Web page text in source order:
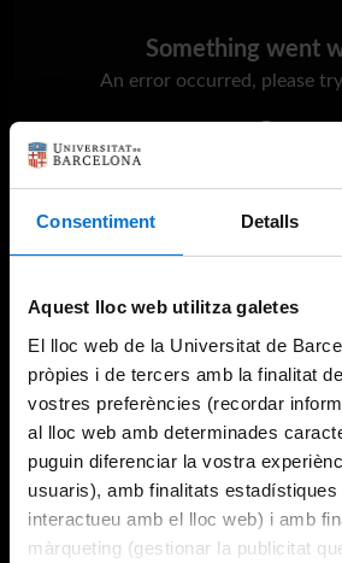
Consentiment Detalls
Aquest lloc web utilitza galetes
El lloc web de la Universitat de
pròpies i de tercers amb la finalitat
vostres preferències (recordar
al lloc web amb determinades
puguin diferenciar la vostra
usuaris), amb finalitats
interactueu amb el lloc web) i amb
màrqueting (gestionar la publicitat
Something went
An error occurred, please
Try again